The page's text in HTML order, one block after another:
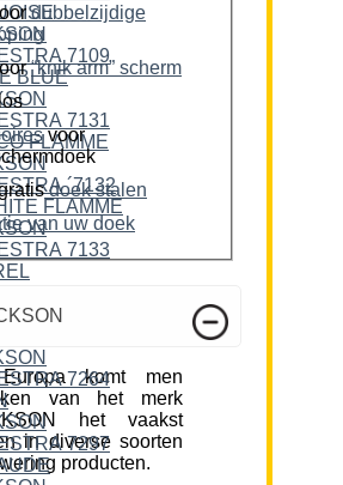
dubbelzijdige
“knik arm” scherm
voor
doek stalen
van uw doek
komt men
van het merk
het vaakst
in diverse soorten
producten.